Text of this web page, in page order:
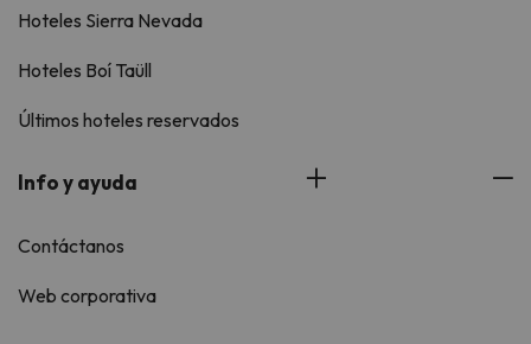
Hoteles Sierra Nevada
Hoteles Boí Taüll
Últimos hoteles reservados
Info y ayuda
Contáctanos
Web corporativa